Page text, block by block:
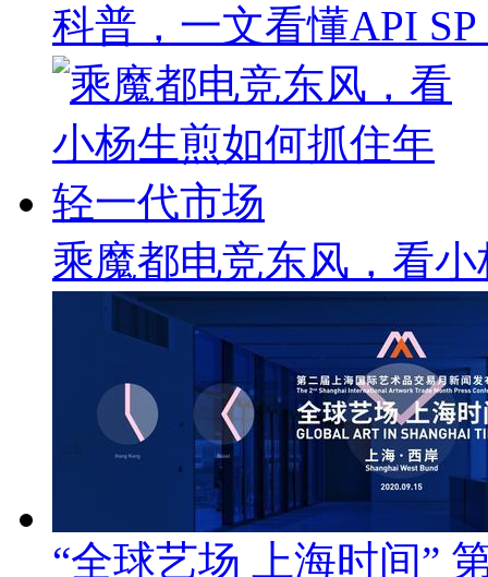
科普，一文看懂API
乘魔都电竞东风，看
“全球艺场 上海时间”